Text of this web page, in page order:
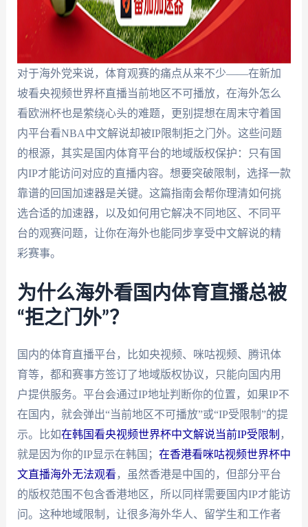
对于海外党来说，体育观赛的痛点从来不少——在新加
坡看央视频世界杯直播当前地区不可播放，在海外怎么
看欧洲杯也是萦绕心头的难题，更别提想在周末守着国
内平台看NBA中文解说却被IP限制拒之门外。这些问题
的根源，其实是国内体育平台的地域版权保护：只有国
内IP才能访问对应的直播内容。想要突破限制，选择一款
靠谱的回国加速器是关键。这篇指南会帮你理清如何挑
选合适的加速器，以及如何用它解决不同地区、不同平
台的观赛问题，让你在海外也能同步享受中文解说的精
彩赛事。
为什么海外看国内体育直播总被
“拒之门外”？
国内的体育直播平台，比如央视频、咪咕视频、腾讯体
育等，都和赛事方签订了地域版权协议，只能向国内用
户提供服务。平台会通过IP地址判断你的位置，如果IP不
在国内，就会弹出“当前地区不可播放”或“IP受限制”的提
示。比如在韩国看央视频世界杯中文解说当前IP受限制 ，
就是因为你的IP显示在韩国； 在香港看咪咕视频世界杯中
文直播海外无法观看 ，虽然香港是中国的，但部分平台
的版权范围不包含香港地区，所以同样需要国内IP才能访
问。这种地域限制，让很多海外华人、留学生和工作者